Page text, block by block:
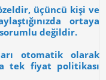
üçüncü kişi ve
ortaya
değildir.
otomatik olarak
tek fiyat politikası